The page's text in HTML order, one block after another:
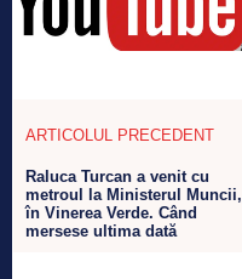
ARTICOLUL PRECEDENT
Raluca Turcan a venit cu
metroul la Ministerul Muncii,
în Vinerea Verde. Când
mersese ultima dată